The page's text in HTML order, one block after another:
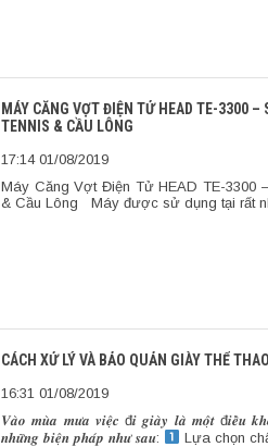
MÁY CĂNG VỢT ĐIỆN TỬ HEAD TE-3300 –
TENNIS & CẦU LÔNG
17:14 01/08/2019
Máy Căng Vợt Điện Tử HEAD TE-3300
& Cầu Lông Máy được sử dụng tại rất
CÁCH XỬ LÝ VÀ BẢO QUẢN GIÀY THỂ
16:31 01/08/2019
𝑽𝒂̀𝒐 𝒎𝒖̀𝒂 𝒎𝒖̛𝒂 𝒗𝒊𝒆̣̂𝒄 đ𝒊 𝒈𝒊𝒂̀𝒚 𝒍𝒂̀ 𝒎𝒐̣̂𝒕 đ𝒊𝒆̂̀𝒖
𝒏𝒉𝒖̛̃𝒏𝒈 𝒃𝒊𝒆̣̂𝒏 𝒑𝒉𝒂́𝒑 𝒏𝒉𝒖̛ 𝒔𝒂𝒖:
Lựa chọn